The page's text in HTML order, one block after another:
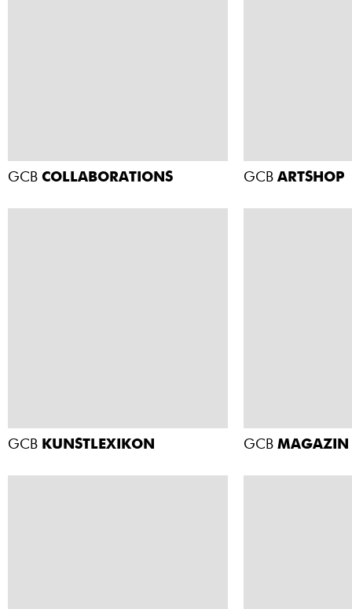
GCB COLLABORATIONS GCB ARTSHOP
GCB KUNSTLEXIKON GCB MAGAZIN